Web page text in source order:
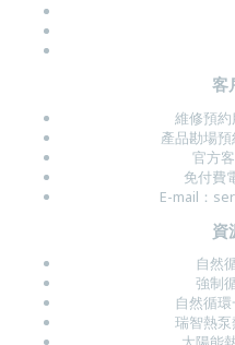
客
維修預
產品勘場
官方
免付費
E-mail：
資
自然
強制
自然循
瑞智熱